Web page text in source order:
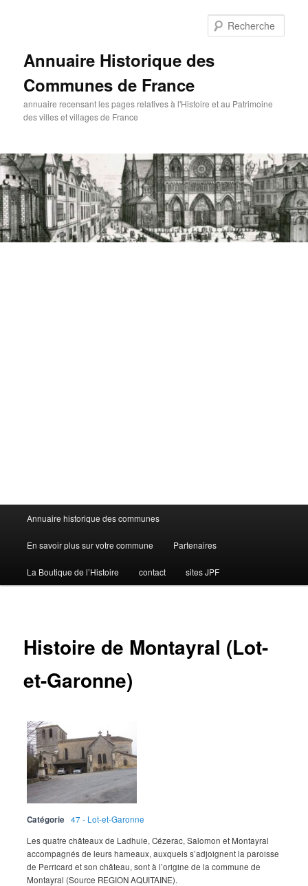
Annuaire Historique des
Communes de France
annuaire recensant les pages relatives à l'Histoire et au Patrimoine
des villes et villages de France
Menu
principal
Annuaire historique des communes
En savoir plus sur votre commune Partenaires
La Boutique de l’Histoire contact sites JPF
Histoire de Montayral (Lot-
et-Garonne)
Catégorie
47 - Lot-et-Garonne
Les quatre châteaux de Ladhuie, Cézerac, Salomon et Montayral
accompagnés de leurs hameaux, auxquels s’adjoignent la paroisse
de Perricard et son château, sont à l’origine de la commune de
Montayral (Source REGION AQUITAINE).